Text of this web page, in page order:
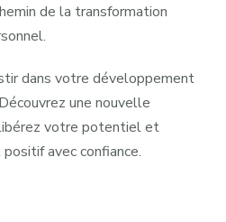
de la transformation
dans votre développement
une nouvelle
votre potentiel et
avec confiance.